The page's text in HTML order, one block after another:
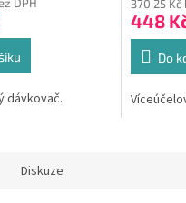
dávkovač.
produktu
je
5,0
5
hvězdiček.
370,25 Kč
448
Do
Diskuze